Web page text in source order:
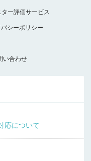
ー評価サービス
シーポリシー
い合わせ
応について